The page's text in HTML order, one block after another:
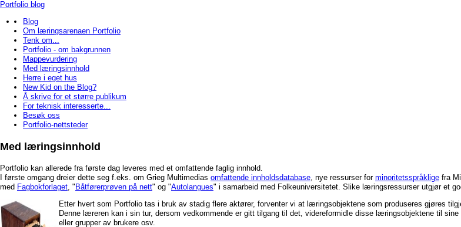
Portfolio blog
Blog
Om læringsarenaen Portfolio
Tenk om...
Portfolio - om bakgrunnen
Mappevurdering
Med læringsinnhold
Herre i eget hus
New Kid on the Blog?
Å skrive for et større publikum
For teknisk interesserte...
Besøk oss
Portfolio-nettsteder
Med læringsinnhold
Portfolio kan allerede fra første dag leveres med et omfattende faglig innhold.
I første omgang dreier dette seg f.eks. om Grieg Multimedias omfattende innholdsdatabase, nye ressurser for minoritetsspråklige fra
med Fagbokforlaget, " Båtførerprøven på nett" og "Autolangues" i samarbeid med Folkeuniversitetet. Slike læringsressurser utgjør et
Etter hvert som Portfolio tas i bruk av stadig flere aktører, forventer vi at læringsobjektene som produseres gjøres
Denne læreren kan i sin tur, dersom vedkommende er gitt tilgang til det, videreformidle disse læringsobjektene til
eller grupper av brukere osv.